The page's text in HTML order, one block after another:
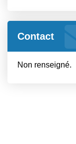
Contact
Non renseigné.